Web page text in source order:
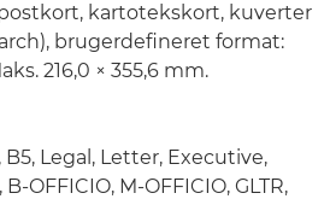
postkort, kartotekskort, kuverter
brugerdefineret format:
216,0 × 355,6 mm.
B5, Legal, Letter, Executive,
OFFICIO, M-OFFICIO, GLTR,